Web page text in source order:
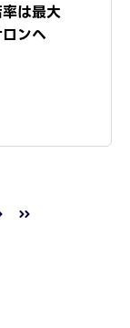
は最大
ンへ